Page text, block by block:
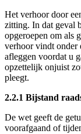
Het verhoor door
zitting. In dat geval
opgeroepen om als
verhoor vindt onder
afleggen voordat u
opzettelijk onjuist
pleegt.
2.2.1 Bijstand
De wet geeft de
voorafgaand of